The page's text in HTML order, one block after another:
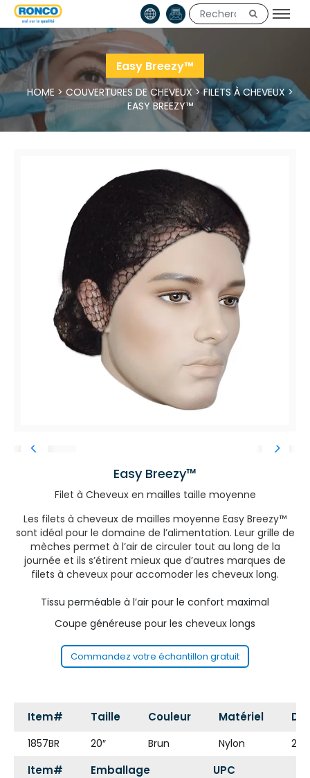
Easy Breezy™
HOME > COUVERTURES DE CHEVEUX>FILETS À CHEVEUX>
EASY BREEZY™
Easy Breezy™
Filet à Cheveux en mailles taille moyenne
Les filets à cheveux de mailles moyenne Easy Breezy™
sont idéal pour le domaine de l’alimentation. Leur grille de
mèches permet à l’air de circuler tout au long de la
journée et ils s’étirent mieux que d’autres marques de
filets à cheveux pour accomoder les cheveux long.
Tissu perméable à l’air pour le confort maximal
Coupe généreuse pour les cheveux longs
Commandez votre échantillon gratuit
Item# Taille Couleur Matériel
1857BR 20″ Brun Nylon 20″
Item# Emballage UPC